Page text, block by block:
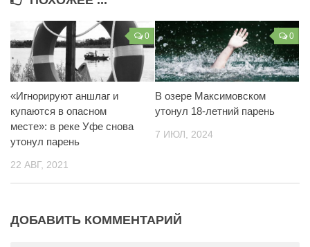
0
«Игнорируют аншлаг и
купаются в опасном
месте»: в реке Уфе снова
утонул парень
22 АВГ, 2021
0
В озере Максимовском
утонул 18-летний парень
7 ИЮЛ, 2024
ДОБАВИТЬ КОММЕНТАРИЙ